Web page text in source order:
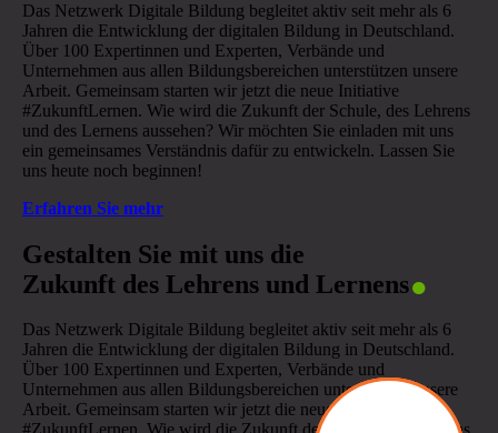
Das Netzwerk Digitale Bildung begleitet aktiv seit mehr als 6
Jahren die Entwicklung der digitalen Bildung in Deutschland.
Über 100 Expertinnen und Experten, Verbände und
Unternehmen aus allen Bildungsbereichen unterstützen unsere
Arbeit. Gemeinsam starten wir jetzt die neue Initiative
#ZukunftLernen. Wie wird die Zukunft der Schule, des Lehrens
und des Lernens aussehen? Wir möchten Sie einladen mit uns
ein gemeinsames Verständnis dafür zu entwickeln. Lassen Sie
uns heute noch beginnen!
Erfahren Sie mehr
Gestalten Sie mit uns die
Zukunft des Lehrens und Lernens.
Das Netzwerk Digitale Bildung begleitet aktiv seit mehr als 6
Jahren die Entwicklung der digitalen Bildung in Deutschland.
Über 100 Expertinnen und Experten, Verbände und
Unternehmen aus allen Bildungsbereichen unterstützen unsere
Arbeit. Gemeinsam starten wir jetzt die neue Initiative
#ZukunftLernen. Wie wird die Zukunft der Schule, des Lehrens